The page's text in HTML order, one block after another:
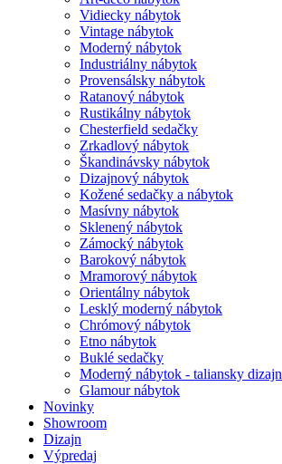
Vidiecky nábytok
Vintage nábytok
Moderný nábytok
Industriálny nábytok
Provensálsky nábytok
Ratanový nábytok
Rustikálny nábytok
Chesterfield sedačky
Zrkadlový nábytok
Škandinávsky nábytok
Dizajnový nábytok
Kožené sedačky a nábytok
Masívny nábytok
Sklenený nábytok
Zámocký nábytok
Barokový nábytok
Mramorový nábytok
Orientálny nábytok
Lesklý moderný nábytok
Chrómový nábytok
Etno nábytok
Buklé sedačky
Moderný nábytok - taliansky dizajn
Glamour nábytok
Novinky
Showroom
Dizajn
Výpredaj